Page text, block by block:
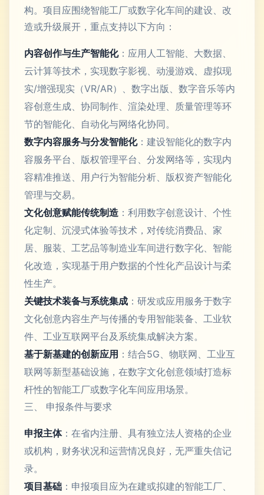
构。项目应围绕智能工厂或数字化车间的建设、改
造或升级展开，重点支持以下方向：
内容创作与生产智能化：应用人工智能、大数据、
云计算等技术，实现数字影视、动漫游戏、虚拟现
实/增强现实（VR/AR）、数字出版、数字音乐等内
容创意生成、协同制作、渲染处理、质量管理等环
节的智能化、自动化与网络化协同。
数字内容服务与分发智能化：建设智能化的数字内
容服务平台、版权管理平台、分发网络等，实现内
容精准推送、用户行为智能分析、版权资产智能化
管理与交易。
文化创意赋能传统制造 ：利用数字创意设计、个性
化定制、沉浸式体验等技术，对传统消费品、家
居、服装、工艺品等制造业车间进行数字化、智能
化改造，实现基于用户数据的个性化产品设计与柔
性生产。
关键技术装备与系统集成 ：研发或应用服务于数字
文化创意内容生产与传播的专用智能装备、工业软
件、工业互联网平台及系统集成解决方案。
基于新基建的创新应用 ：结合5G、物联网、工业互
联网等新型基础设施，在数字文化创意领域打造标
杆性的智能工厂或数字化车间应用场景。
三、 申报条件与要求
申报主体：在省内注册、具有独立法人资格的企业
或机构，财务状况和运营情况良好，无严重失信记
录。
项目基础 ：申报项目应为在建或拟建的智能工厂、